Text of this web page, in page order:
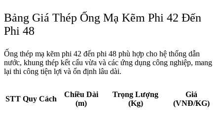
Bảng Giá Thép Ống Mạ Kẽm Phi 42 Đến
Phi 48
Ống thép mạ kẽm phi 42 đến phi 48 phù hợp cho hệ thống dẫn
nước, khung thép kết cấu vừa và các ứng dụng công nghiệp, mang
lại thi công tiện lợi và ổn định lâu dài.
STT Quy Cách
Chiều Dài
(m)
Trọng Lượng
(Kg)
Giá
(VNĐ/KG)